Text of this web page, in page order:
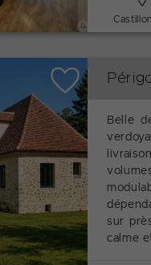
Belle
sur
calme